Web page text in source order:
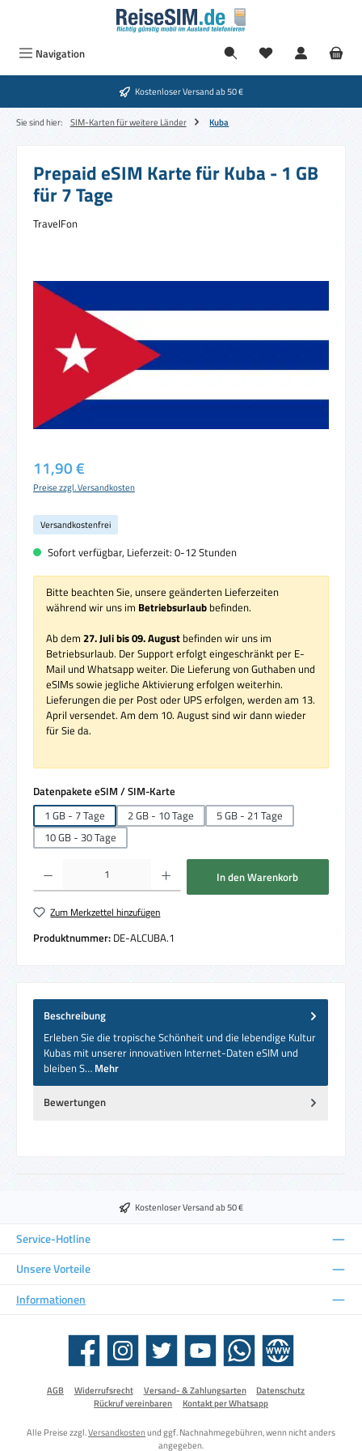
Zum Hauptinhalt springen
Navigation
Kostenloser Versand ab 50 €
Sie sind hier: SIM-Karten für weitere Länder Kuba
Prepaid eSIM Karte für Kuba - 1 GB
für 7 Tage
TravelFon
Regulärer Preis:
11,90 €
Preise zzgl. Versandkosten
Versandkostenfrei
Sofort verfügbar, Lieferzeit: 0-12 Stunden
Bitte beachten Sie, unsere geänderten Lieferzeiten
während wir uns im Betriebsurlaub befinden.
Ab dem 27. Juli bis 09. August befinden wir uns im
Betriebsurlaub. Der Support erfolgt eingeschränkt per E-
Mail und Whatsapp weiter. Die Lieferung von Guthaben und
eSIMs sowie jegliche Aktivierung erfolgen weiterhin.
Lieferungen die per Post oder UPS erfolgen, werden am 13.
April versendet. Am dem 10. August sind wir dann wieder
für Sie da.
Datenpakete eSIM / SIM-Karte
1 GB - 7 Tage
2 GB - 10 Tage
5 GB - 21 Tage
10 GB - 30 Tage
Produkt Anzahl: Gib den gewünschten Wert ein oder benutze die Schaltflächen um
In den Warenkorb
Zum Merkzettel hinzufügen
Produktnummer: DE-ALCUBA.1
Beschreibung
Erleben Sie die tropische Schönheit und die lebendige Kultur
Kubas mit unserer innovativen Internet-Daten eSIM und
bleiben S… Mehr
Bewertungen
Kostenloser Versand ab 50 €
Service-Hotline
Unsere Vorteile
Informationen
Facebook Instagram Twitter YouTube WhatsApp Website
AGB Widerrufsrecht Versand- & Zahlungsarten
Datenschutz
Rückruf vereinbaren
Kontakt per Whatsapp
Alle Preise zzgl.Versandkostenund ggf. Nachnahmegebühren, wenn nicht anders
angegeben.